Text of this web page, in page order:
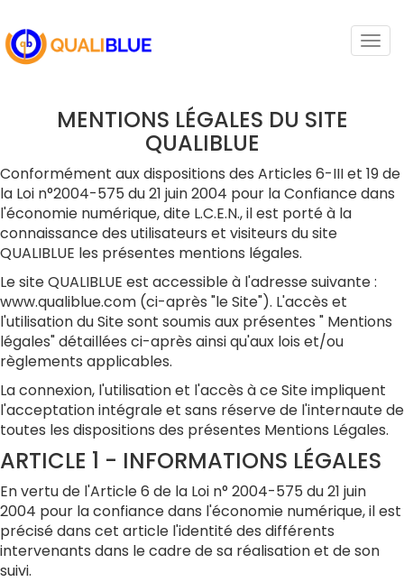
MENTIONS LÉGALES DU SITE
QUALIBLUE
Conformément aux dispositions des Articles 6-III et 19 de
la Loi n°2004-575 du 21 juin 2004 pour la Confiance dans
l'économie numérique, dite L.C.E.N., il est porté à la
connaissance des utilisateurs et visiteurs du site
QUALIBLUE les présentes mentions légales.
Le site QUALIBLUE est accessible à l'adresse suivante :
www.qualiblue.com (ci-après "le Site"). L'accès et
l'utilisation du Site sont soumis aux présentes " Mentions
légales" détaillées ci-après ainsi qu'aux lois et/ou
règlements applicables.
La connexion, l'utilisation et l'accès à ce Site impliquent
l'acceptation intégrale et sans réserve de l'internaute de
toutes les dispositions des présentes Mentions Légales.
ARTICLE 1 - INFORMATIONS LÉGALES
En vertu de l'Article 6 de la Loi n° 2004-575 du 21 juin
2004 pour la confiance dans l'économie numérique, il est
précisé dans cet article l'identité des différents
intervenants dans le cadre de sa réalisation et de son
suivi.